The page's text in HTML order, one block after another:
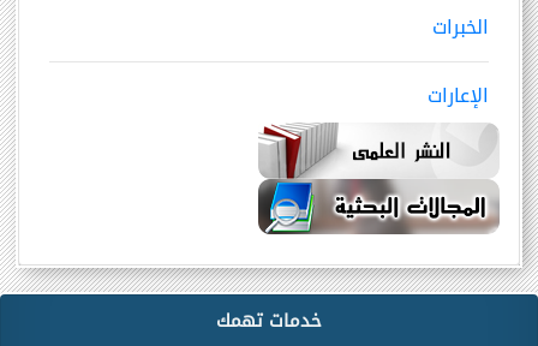
الخبرات
الإعارات
خدمات تهمك